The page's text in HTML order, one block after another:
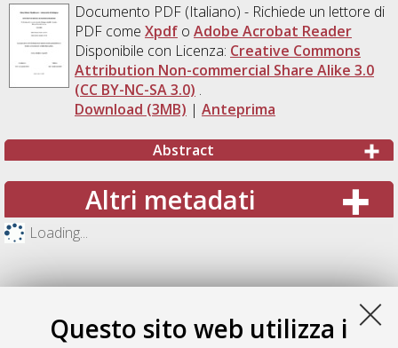
Questo sito web utilizza i
Documento PDF(Italiano) - Richiede un lettore di
PDF come Xpdfo Adobe Acrobat Reader
Disponibile con Licenza: Creative Commons
Attribution Non-commercial Share Alike 3.0
(CC BY-NC-SA 3.0) .
Download (3MB) | Anteprima
Abstract
Altri metadati
Loading...